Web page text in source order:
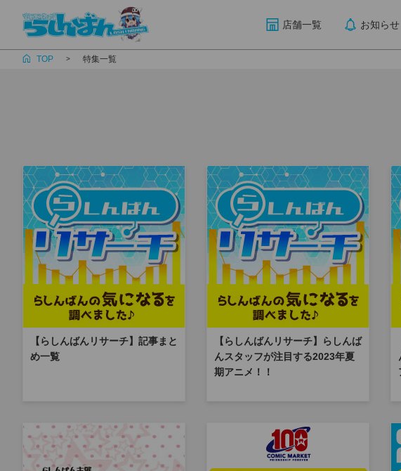
店舗一覧 お知らせ
TOP 特集一覧
【らしんばんリサーチ】記事まと
め一覧
【らしんばんリサーチ】らしんば
んスタッフが注目する2023年夏
期アニメ！！